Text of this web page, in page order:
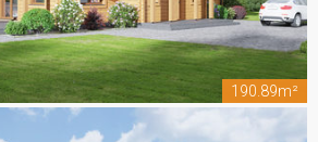
190.89m²